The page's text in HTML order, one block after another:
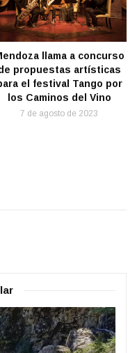
llama a concurso
propuestas artísticas
el festival Tango por
los Caminos del Vino
7 de agosto de 2023